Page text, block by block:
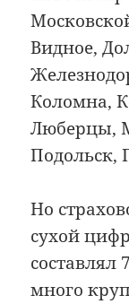
Видное,
Коломна,
Люберцы,
Подольск,
Но
сухой
составлял
много